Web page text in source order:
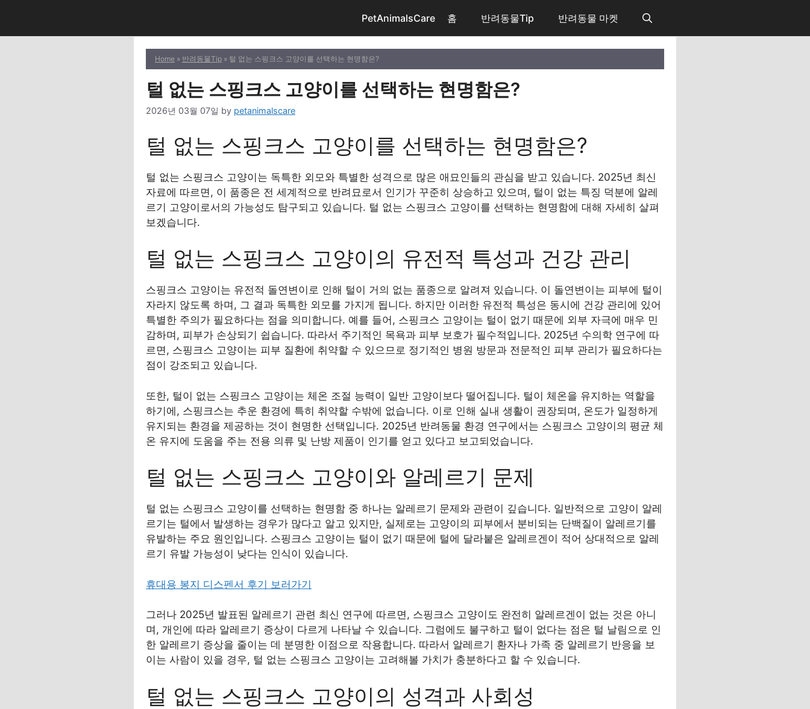
content
PetAnimalsCare 홈 반려동물Tip 반려동물 마켓
Home » 반려동물Tip » 털 없는 스핑크스 고양이를 선택하는 현명함은?
털 없는 스핑크스 고양이를 선택하는 현명함은?
2026년 03월 07일 by petanimalscare
털 없는 스핑크스 고양이를 선택하는 현명함은?
털 없는 스핑크스 고양이는 독특한 외모와 특별한 성격으로 많은 애묘인들의 관심을 받고 있습니다. 2025년 최신
자료에 따르면, 이 품종은 전 세계적으로 반려묘로서 인기가 꾸준히 상승하고 있으며, 털이 없는 특징 덕분에 알레
르기 고양이로서의 가능성도 탐구되고 있습니다. 털 없는 스핑크스 고양이를 선택하는 현명함에 대해 자세히 살펴
보겠습니다.
털 없는 스핑크스 고양이의 유전적 특성과 건강 관리
스핑크스 고양이는 유전적 돌연변이로 인해 털이 거의 없는 품종으로 알려져 있습니다. 이 돌연변이는 피부에 털이
자라지 않도록 하며, 그 결과 독특한 외모를 가지게 됩니다. 하지만 이러한 유전적 특성은 동시에 건강 관리에 있어
특별한 주의가 필요하다는 점을 의미합니다. 예를 들어, 스핑크스 고양이는 털이 없기 때문에 외부 자극에 매우 민
감하며, 피부가 손상되기 쉽습니다. 따라서 주기적인 목욕과 피부 보호가 필수적입니다. 2025년 수의학 연구에 따
르면, 스핑크스 고양이는 피부 질환에 취약할 수 있으므로 정기적인 병원 방문과 전문적인 피부 관리가 필요하다는
점이 강조되고 있습니다.
또한, 털이 없는 스핑크스 고양이는 체온 조절 능력이 일반 고양이보다 떨어집니다. 털이 체온을 유지하는 역할을
하기에, 스핑크스는 추운 환경에 특히 취약할 수밖에 없습니다. 이로 인해 실내 생활이 권장되며, 온도가 일정하게
유지되는 환경을 제공하는 것이 현명한 선택입니다. 2025년 반려동물 환경 연구에서는 스핑크스 고양이의 평균 체
온 유지에 도움을 주는 전용 의류 및 난방 제품이 인기를 얻고 있다고 보고되었습니다.
털 없는 스핑크스 고양이와 알레르기 문제
털 없는 스핑크스 고양이를 선택하는 현명함 중 하나는 알레르기 문제와 관련이 깊습니다. 일반적으로 고양이 알레
르기는 털에서 발생하는 경우가 많다고 알고 있지만, 실제로는 고양이의 피부에서 분비되는 단백질이 알레르기를
유발하는 주요 원인입니다. 스핑크스 고양이는 털이 없기 때문에 털에 달라붙은 알레르겐이 적어 상대적으로 알레
르기 유발 가능성이 낮다는 인식이 있습니다.
휴대용 봉지 디스펜서 후기 보러가기
그러나 2025년 발표된 알레르기 관련 최신 연구에 따르면, 스핑크스 고양이도 완전히 알레르겐이 없는 것은 아니
며, 개인에 따라 알레르기 증상이 다르게 나타날 수 있습니다. 그럼에도 불구하고 털이 없다는 점은 털 날림으로 인
한 알레르기 증상을 줄이는 데 분명한 이점으로 작용합니다. 따라서 알레르기 환자나 가족 중 알레르기 반응을 보
이는 사람이 있을 경우, 털 없는 스핑크스 고양이는 고려해볼 가치가 충분하다고 할 수 있습니다.
털 없는 스핑크스 고양이의 성격과 사회성